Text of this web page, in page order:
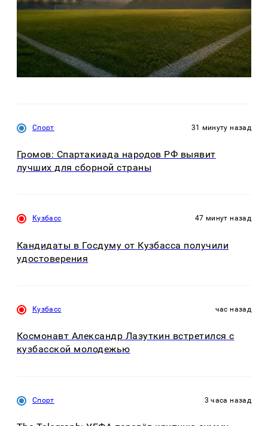
Спорт 31 минуту назад
Громов: Спартакиада народов РФ выявит
лучших для сборной страны
Кузбасс 47 минут назад
Кандидаты в Госдуму от Кузбасса получили
удостоверения
Кузбасс час назад
Космонавт Александр Лазуткин встретился с
кузбасской молодежью
Спорт 3 часа назад